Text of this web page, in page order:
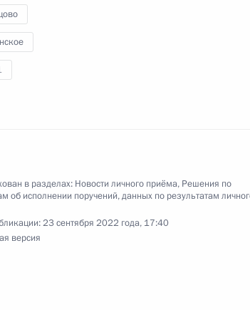
Приёмной Президента Российской
24 августа 2022 года
Михалев провел в Приёмной
в Москве личный приём граждан
в разделах: Новости личного приёма, Решения по
об исполнении поручений, данных по результатам
23 сентября 2022 года, 17:40
версия